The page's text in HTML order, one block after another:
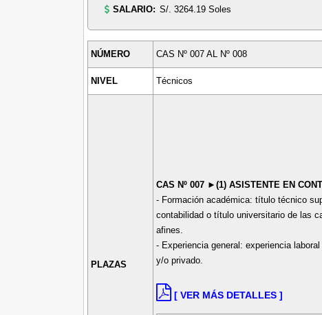
SALARIO: S/. 3264.19 Soles
NÚMERO CAS Nº 007 AL Nº 008
NIVEL Técnicos
PLAZAS
CAS Nº 007 ►(1) ASISTENTE EN
- Formación académica: título técnico
contabilidad o título universitario de las
afines.
- Experiencia general: experiencia
y/o privado.
[ VER MÁS DETALLES ]